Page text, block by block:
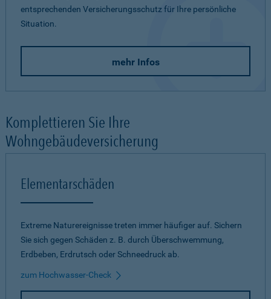
entsprechenden Versicherungsschutz für Ihre persönliche
Situation.
mehr Infos
Komplettieren Sie Ihre
Wohngebäudeversicherung
Elementarschäden
Extreme Naturereignisse treten immer häufiger auf. Sichern
Sie sich gegen Schäden z. B. durch Überschwemmung,
Erdbeben, Erdrutsch oder Schneedruck ab.
zum Hochwasser-Check